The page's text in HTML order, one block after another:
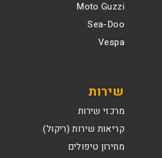
Moto Guzzi
Sea-Doo
Vespa
שירות
מרכזי שירות
קריאות שירות (ריקול)
מחירון טיפולים